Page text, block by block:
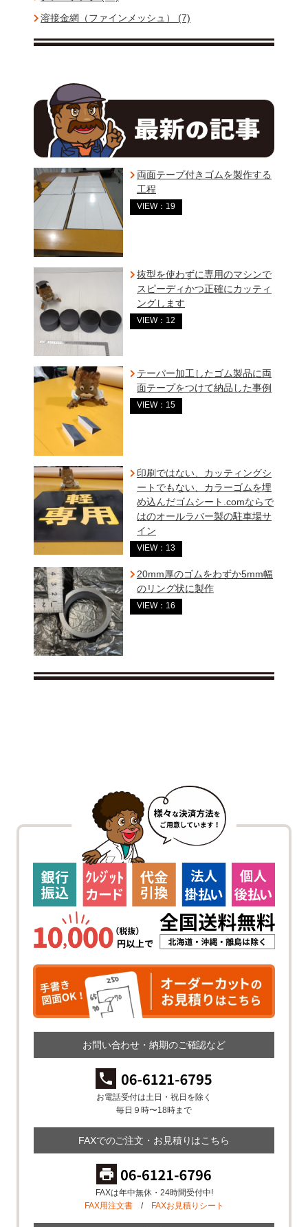
溶接金網（ファインメッシュ） (7)
両面テープ付きゴムを製作する
工程
VIEW：19
抜型を使わずに専用のマシンで
スピーディかつ正確にカッティ
ングします
VIEW：12
テーパー加工したゴム製品に両
面テープをつけて納品した事例
VIEW：15
印刷ではない、カッティングシ
ートでもない、カラーゴムを埋
め込んだゴムシート.comならで
はのオールラバー製の駐車場サ
イン
VIEW：13
20mm厚のゴムをわずか5mm幅
のリング状に製作
VIEW：16
お問い合わせ・納期のご確認など
お電話受付は土日・祝日を除く
毎日９時〜18時まで
FAXでのご注文・お見積りはこちら
FAXは年中無休・24時間受付中!
FAX用注文書/ FAXお見積りシート